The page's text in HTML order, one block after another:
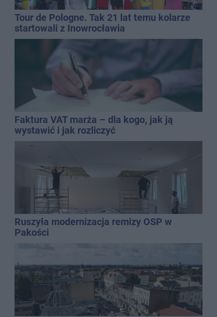
Tour de Pologne. Tak 21 lat temu kolarze
startowali z Inowrocławia
Faktura VAT marża – dla kogo, jak ją
wystawić i jak rozliczyć
Ruszyła modernizacja remizy OSP w
Pakości